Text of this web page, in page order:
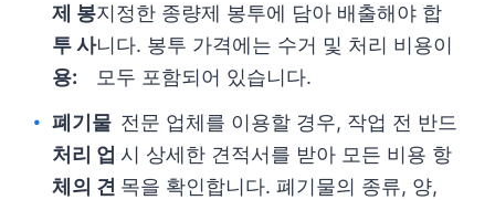
제 봉
투 사
용:
지정한 종량제 봉투에 담아 배출해야 합
니다. 봉투 가격에는 수거 및 처리 비용이
모두 포함되어 있습니다.
폐기물
처리 업
체의 견
전문 업체를 이용할 경우, 작업 전 반드
시 상세한 견적서를 받아 모든 비용 항
목을 확인합니다. 폐기물의 종류, 양,